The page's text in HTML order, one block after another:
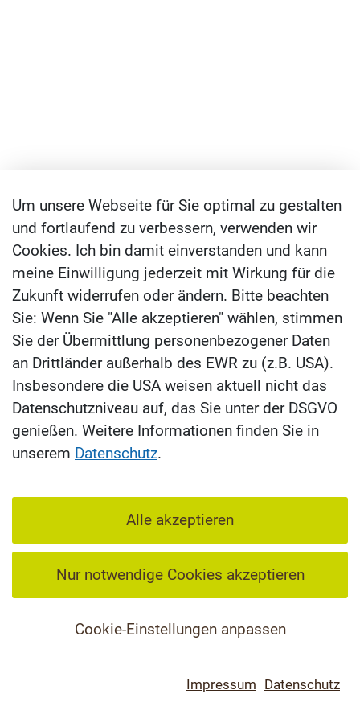
Um unsere Webseite für Sie optimal zu gestalten
und fortlaufend zu verbessern, verwenden wir
Cookies. Ich bin damit einverstanden und kann
meine Einwilligung jederzeit mit Wirkung für die
Zukunft widerrufen oder ändern. Bitte beachten
Sie: Wenn Sie "Alle akzeptieren" wählen, stimmen
Sie der Übermittlung personenbezogener Daten
an Drittländer außerhalb des EWR zu (z.B. USA).
Insbesondere die USA weisen aktuell nicht das
Datenschutzniveau auf, das Sie unter der DSGVO
genießen. Weitere Informationen finden Sie in
unserem Datenschutz.
Alle akzeptieren
Nur notwendige Cookies akzeptieren
Cookie-Einstellungen anpassen
Impressum Datenschutz